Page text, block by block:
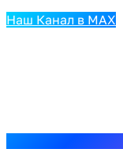
Наш Канал в MAX